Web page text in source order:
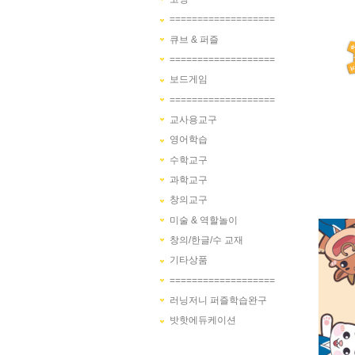
===================
큐브 & 퍼즐
===================
보드게임
===================
교사용교구
영어학습
수학교구
과학교구
창의교구
미술 & 역할놀이
창의/한글/수 교재
기타상품
===================
러닝저니 퍼즐학습완구
밧핫에듀케이션